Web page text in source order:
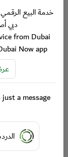
خدمة البيع
دبي
from Dubai
Now app
just a message